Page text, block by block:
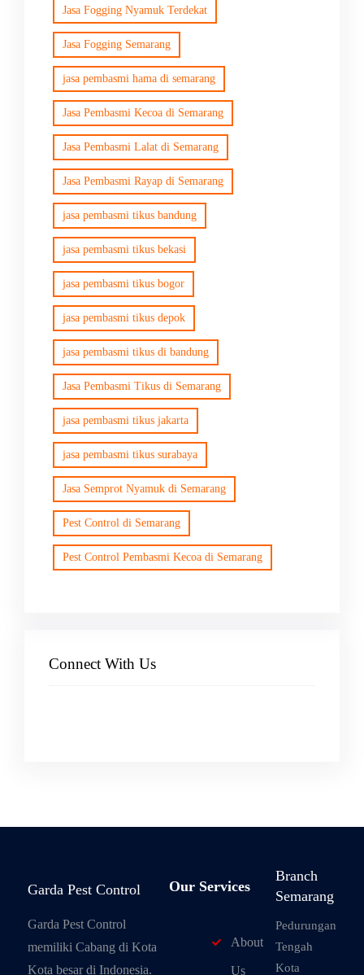
Jasa Fogging Nyamuk Terdekat
Jasa Fogging Semarang
jasa pembasmi hama di semarang
Jasa Pembasmi Kecoa di Semarang
Jasa Pembasmi Lalat di Semarang
Jasa Pembasmi Rayap di Semarang
jasa pembasmi tikus bandung
jasa pembasmi tikus bekasi
jasa pembasmi tikus bogor
jasa pembasmi tikus depok
jasa pembasmi tikus di bandung
Jasa Pembasmi Tikus di Semarang
jasa pembasmi tikus jakarta
jasa pembasmi tikus surabaya
Jasa Semprot Nyamuk di Semarang
Pest Control di Semarang
Pest Control Pembasmi Kecoa di Semarang
Connect With Us
Garda Pest Control
Garda Pest Control
memiliki Cabang di Kota
Kota besar di Indonesia.
Our Services
About
Us
Branch
Semarang
Pedurungan
Tengah
Kota